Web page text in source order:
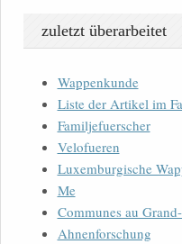
zuletzt überarbeitet
Wappenkunde
Liste der Artikel im
Familjefuerscher
Velofueren
Luxemburgische
Me
Communes au
Ahnenforschung